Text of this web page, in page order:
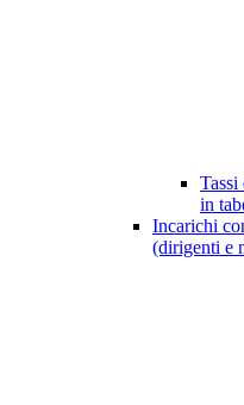
Tassi
in
Incarichi
(dirigenti e